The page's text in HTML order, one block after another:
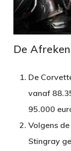
De
De
vanaf
95.000
Volgens
Stingray